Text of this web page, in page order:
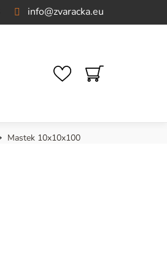
info@zvaracka.eu
NÁKUPNÝ
KOŠÍK
Mastek 10x10x100